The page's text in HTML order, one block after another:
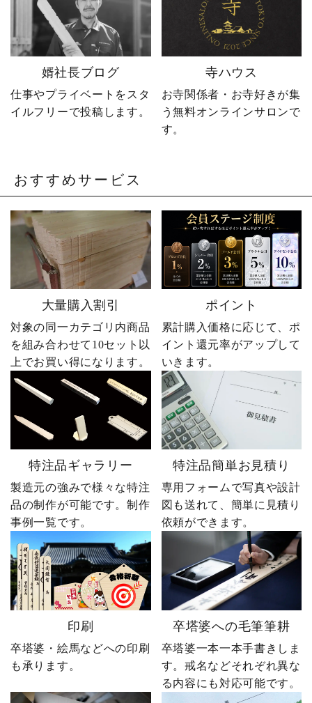
長の日常まで発信中！▶
@sotoubaya140 ご相談は
DM・公式LINEからお気
軽にどうぞ📩 #やじ社長 #
卒塔婆 #卒塔婆屋さん #日
の出町 婿社長
婿社長ブログ
仕事やプライベートをスタ
イルフリーで投稿します。
寺ハウス
お寺関係者・お寺好きが集
う無料オンラインサロンで
す。
おすすめサービス
大量購入割引
対象の同一カテゴリ内商品
を組み合わせて10セット以
上でお買い得になります。
ポイント
累計購入価格に応じて、ポ
イント還元率がアップして
いきます。
特注品ギャラリー
製造元の強みで様々な特注
品の制作が可能です。制作
事例一覧です。
特注品簡単お見積り
専用フォームで写真や設計
図も送れて、簡単に見積り
依頼ができます。
印刷
卒塔婆・絵馬などへの印刷
も承ります。
卒塔婆への毛筆筆耕
卒塔婆一本一本手書きしま
す。戒名などそれぞれ異な
る内容にも対応可能です。